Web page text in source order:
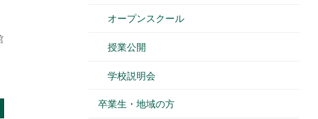
オープンスクール
授業公開
学校説明会
卒業生・地域の方